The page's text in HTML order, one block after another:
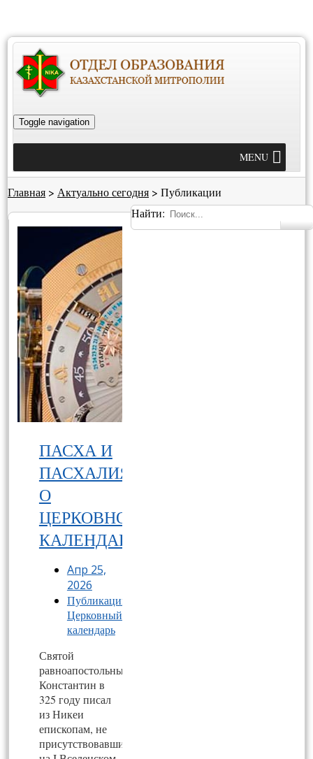
Toggle navigation
MENU
Главная > Актуально сегодня > Публикации
Найти:
ПАСХА И
ПАСХАЛИЯ.
О
ЦЕРКОВНОМ
КАЛЕНДАРЕ
Апр 25,
2026
Публикации
Церковный
календарь
Святой
равноапостольный
Константин в
325 году писал
из Никеи
епископам, не
присутствовавшим